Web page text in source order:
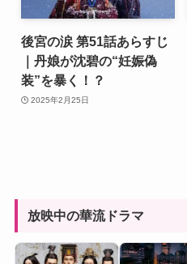
後宮の涙 第51話あらすじ
｜丹娘が沈碧の“妊娠偽
装”を暴く！？
2025年2月25日
放映中の華流ドラマ